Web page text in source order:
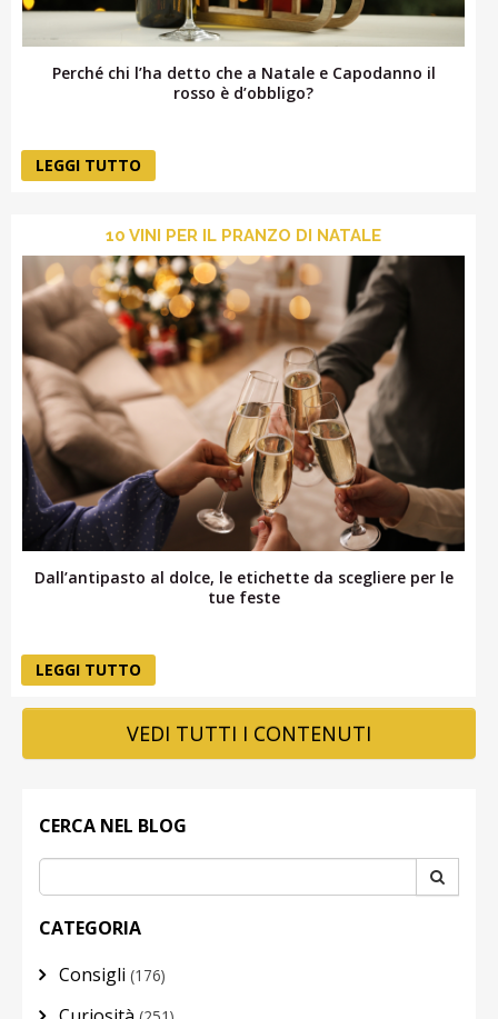
Perché chi l’ha detto che a Natale e Capodanno il
rosso è d’obbligo?
LEGGI TUTTO
10 VINI PER IL PRANZO DI NATALE
Dall’antipasto al dolce, le etichette da scegliere per le
tue feste
LEGGI TUTTO
VEDI TUTTI I CONTENUTI
CERCA NEL BLOG
CATEGORIA
Consigli (176)